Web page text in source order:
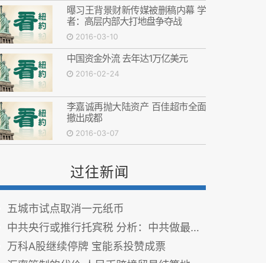
曝习王背景财新传媒被删稿内幕 学
者：高层内部大打地盘争夺战
2016-03-10
中国资金外流 去年达1万亿美元
2016-02-24
李嘉诚再抛大陆资产 百佳超市全面
撤出成都
2016-03-07
过往新闻
五城市试点取消一元纸币
中共央行或推行托宾税 分析：中共做最坏打算
万科A股继续停牌 宝能系投赞成票